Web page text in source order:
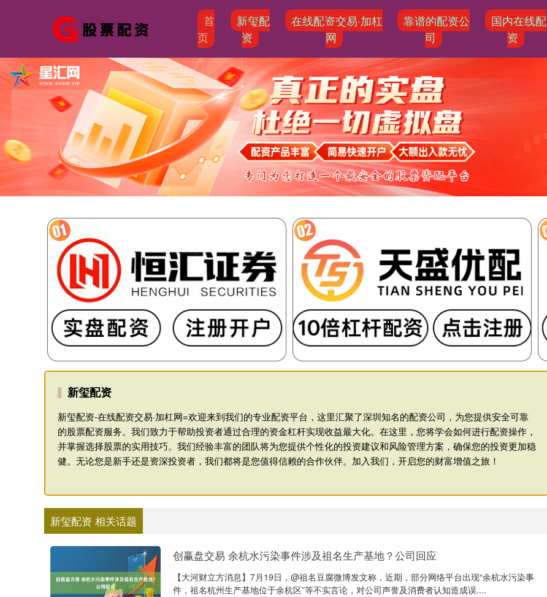
首
页
新玺配
资
在线配资交易·加杠
网
靠谱的配资公
司
国内在线配
资
新玺配资
新玺配资-在线配资交易·加杠网=欢迎来到我们的专业配资平台，这里汇聚了深圳知名的配资公司，为您提供安全可靠
的股票配资服务。我们致力于帮助投资者通过合理的资金杠杆实现收益最大化。在这里，您将学会如何进行配资操作，
并掌握选择股票的实用技巧。我们经验丰富的团队将为您提供个性化的投资建议和风险管理方案，确保您的投资更加稳
健。无论您是新手还是资深投资者，我们都将是您值得信赖的合作伙伴。加入我们，开启您的财富增值之旅！
新玺配资 相关话题
创赢盘交易 余杭水污染事件涉及祖名生产基地？公司回应
【大河财立方消息】7月19日，@祖名豆腐微博发文称，近期，部分网络平台出现“余杭水污染事
件，祖名杭州生产基地位于余杭区”等不实言论，对公司声誉及消费者认知造成误....